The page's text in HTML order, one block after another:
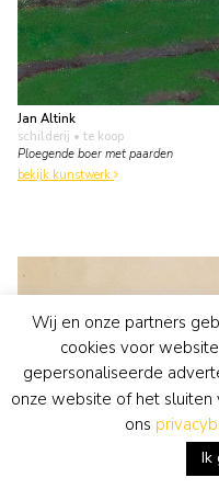
Jan Altink
schilderij • te koop
Ploegende boer met paarden
bekijk kunstwerk
Wij en onze partners
cookies voor
gepersonaliseerde
onze website of het sluiten
ons
Ik